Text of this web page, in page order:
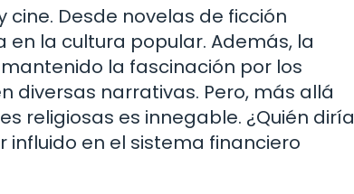
Desde novelas de ficción
en la cultura popular. Además, la
la fascinación por los
diversas narrativas. Pero, más allá
religiosas es innegable. ¿Quién diría
en el sistema financiero